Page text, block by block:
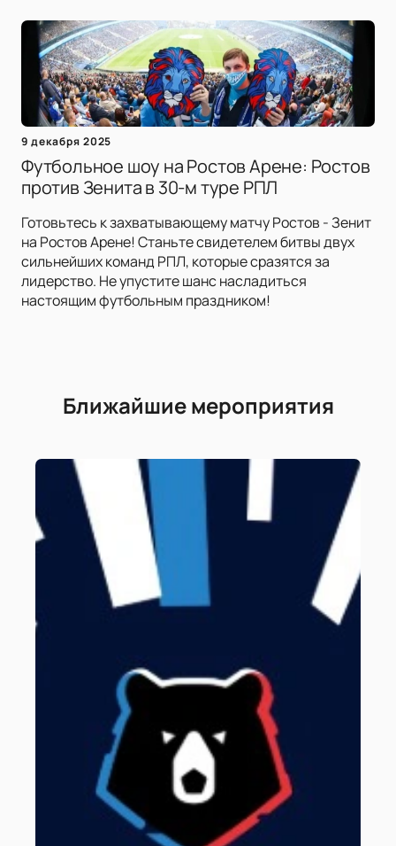
9 декабря 2025
Футбольное шоу на Ростов Арене: Ростов
против Зенита в 30-м туре РПЛ
Готовьтесь к захватывающему матчу Ростов - Зенит
на Ростов Арене! Станьте свидетелем битвы двух
сильнейших команд РПЛ, которые сразятся за
лидерство. Не упустите шанс насладиться
настоящим футбольным праздником!
Ближайшие мероприятия